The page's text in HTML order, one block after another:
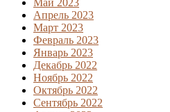
Апрель 2023
Март 2023
Февраль 2023
Январь 2023
Декабрь 2022
Ноябрь 2022
Октябрь 2022
Сентябрь 2022